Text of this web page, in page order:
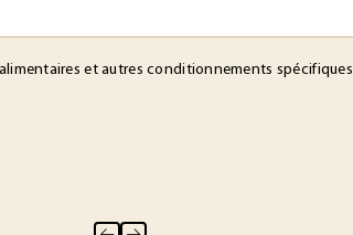
et autres conditionnements spécifiques